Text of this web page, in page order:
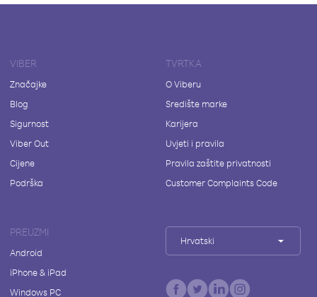
VIBER
Značajke
Blog
Sigurnost
Viber Out
Cijene
Podrška
TVRTKA
O Viberu
Središte marke
Karijera
Uvjeti i pravila
Pravila zaštite privatnosti
Customer Complaints Code
PREUZMI
Android
iPhone & iPad
Windows PC
Hrvatski